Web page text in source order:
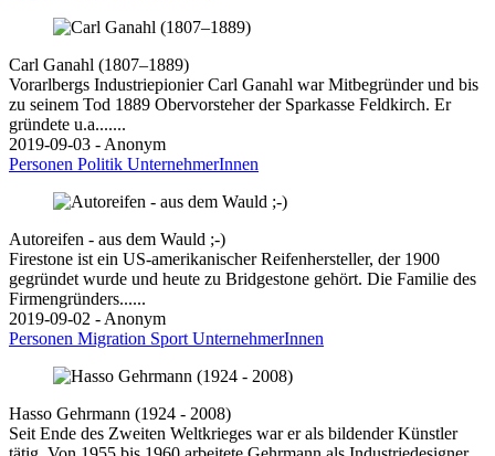
Carl Ganahl (1807–1889)
Vorarlbergs Industriepionier Carl Ganahl war Mitbegründer und bis
zu seinem Tod 1889 Obervorsteher der Sparkasse Feldkirch. Er
gründete u.a.......
2019-09-03 - Anonym
Personen Politik UnternehmerInnen
Autoreifen - aus dem Wauld ;-)
Firestone ist ein US-amerikanischer Reifenhersteller, der 1900
gegründet wurde und heute zu Bridgestone gehört. Die Familie des
Firmengründers......
2019-09-02 - Anonym
Personen Migration Sport UnternehmerInnen
Hasso Gehrmann (1924 - 2008)
Seit Ende des Zweiten Weltkrieges war er als bildender Künstler